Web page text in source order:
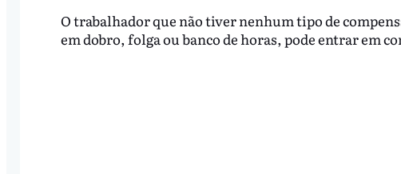
O trabalhador que não tiver nenhum tipo de
em dobro, folga ou banco de horas, pode entrar em